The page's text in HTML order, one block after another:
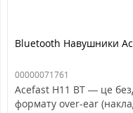
Bluetooth Навушники
00000071761
Acefast H11 BT — це
формату over-ear